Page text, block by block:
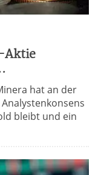
Aktie
hat an der
bleibt und ein